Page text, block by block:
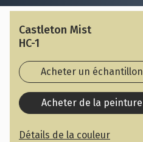
Castleton Mist
HC-1
Acheter un échantillon
Acheter de la peinture
Détails de la couleur